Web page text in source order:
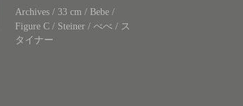
Archives / 33 cm / Bebe /
Figure C / Steiner / べべ / ス
タイナー